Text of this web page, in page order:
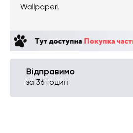
Wallpaper!
Відправимо
за 36 годин